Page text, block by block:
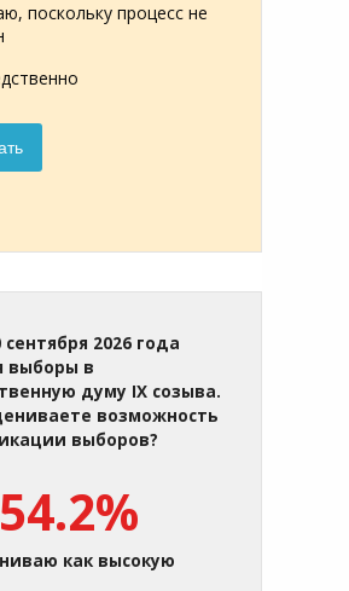
поскольку процесс не
сентября 2026 года
выборы в
думу IX созыва.
возможность
выборов?
54.2%
как высокую